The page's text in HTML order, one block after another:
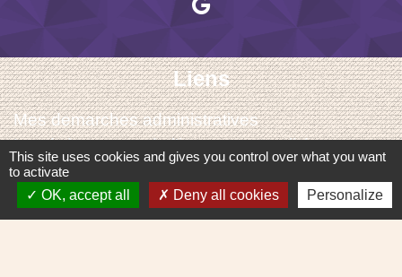
Liens
Mes demarches administratives
Les évènements de l'intercommunalité
Mentions légales - Politique de confidentialité -
This site uses cookies and gives you control over what you want
to activate
OK, accept all
Deny all cookies Personalize